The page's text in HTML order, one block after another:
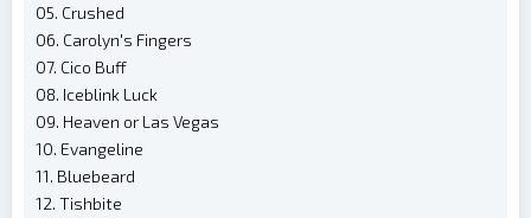
05. Crushed
06. Carolyn's Fingers
07. Cico Buff
08. Iceblink Luck
09. Heaven or Las Vegas
10. Evangeline
11. Bluebeard
12. Tishbite